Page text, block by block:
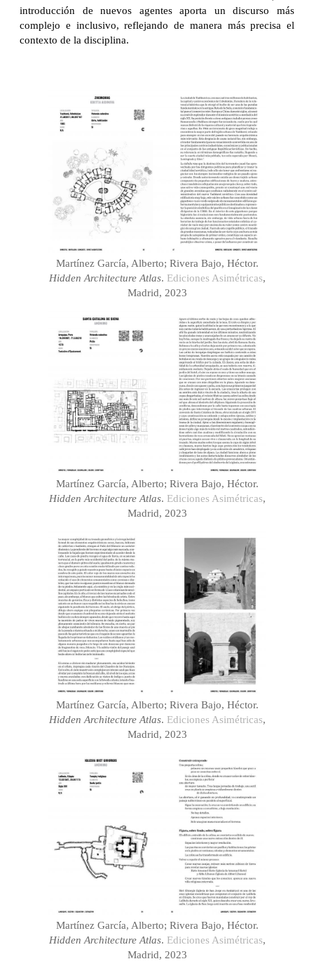
introducción de nuevos agentes aporta un discurso más
complejo e inclusivo, reflejando de manera más precisa el
contexto de la disciplina.
Martínez García, Alberto; Rivera Bajo, Héctor.
Hidden Architecture Atlas. Ediciones Asimétricas,
Madrid, 2023
Martínez García, Alberto; Rivera Bajo, Héctor.
Hidden Architecture Atlas. Ediciones Asimétricas,
Madrid, 2023
Martínez García, Alberto; Rivera Bajo, Héctor.
Hidden Architecture Atlas. Ediciones Asimétricas,
Madrid, 2023
Martínez García, Alberto; Rivera Bajo, Héctor.
Hidden Architecture Atlas. Ediciones Asimétricas,
Madrid, 2023